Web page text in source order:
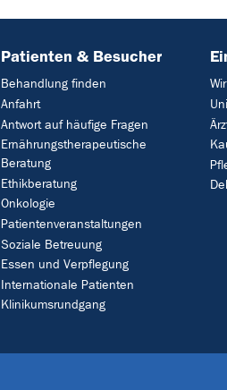
Patienten & Besucher
Behandlung finden
Anfahrt
Antwort auf häufige Fragen
Ernährungstherapeutische
Beratung
Ethikberatung
Onkologie
Patientenveranstaltungen
Soziale Betreuung
Essen und Verpflegung
Internationale Patienten
Klinikumsrundgang